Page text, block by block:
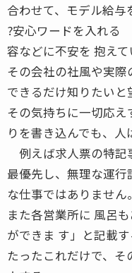
合わせて、モデル給与
?安心ワードを入れる
容などに不安を 抱えて
その会社の社風や実際
できるだけ知りたいと
その気持ちに一切応
りを書き込んでも、人
例えば求人票の特記
最優先し、無理な運
な仕事ではありません。
また各営業所に 風呂
ができま す」と記載す
たったこれだけで、